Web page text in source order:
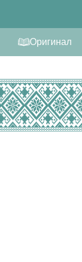
Оригинал